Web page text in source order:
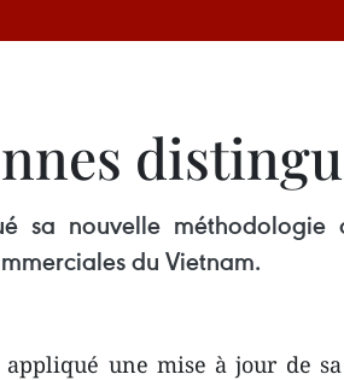
sa nouvelle
du Vietnam.
une mise à jour de sa